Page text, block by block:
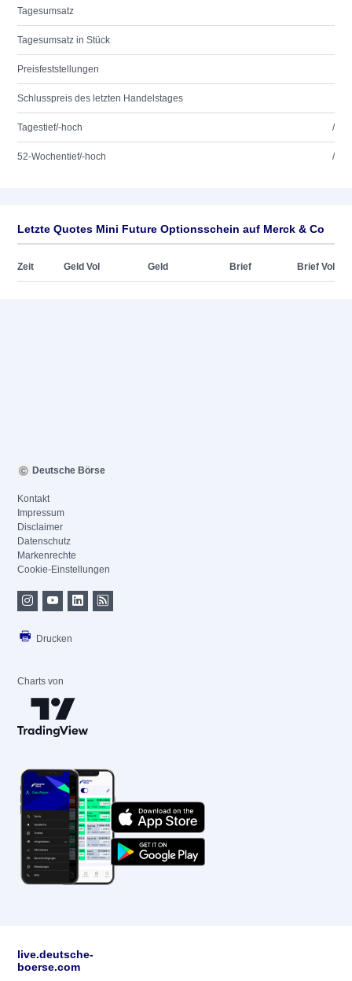
Tagesumsatz
Tagesumsatz in Stück
Preisfeststellungen
Schlusspreis des letzten Handelstages
Tagestief/-hoch /
52-Wochentief/-hoch /
Letzte Quotes Mini Future Optionsschein auf Merck & Co
Zeit Geld Vol Geld Brief Brief Vol
Deutsche Börse
Kontakt
Impressum
Disclaimer
Datenschutz
Markenrechte
Cookie-Einstellungen
Drucken
Charts von
live.deutsche-
boerse.com